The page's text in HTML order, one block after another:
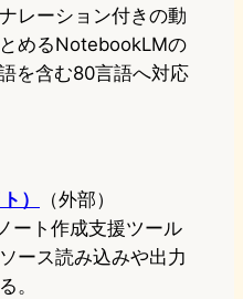
レーション付きの動
めるNotebookLMの
を含む80言語へ対応
）
（外部）
ート作成支援ツール
ース読み込みや出力
。